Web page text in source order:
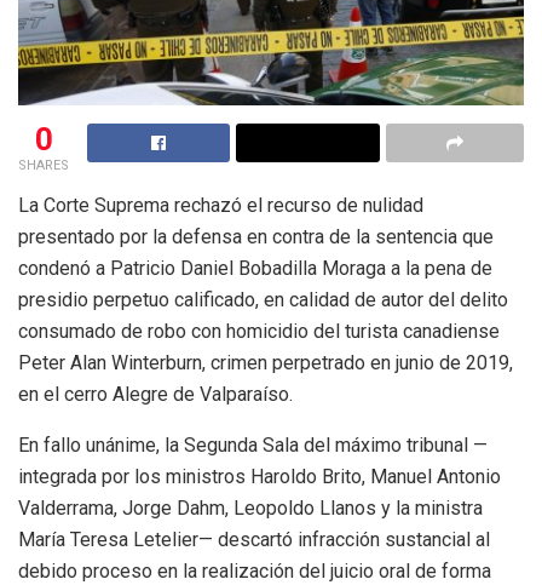
0
SHARES
La Corte Suprema rechazó el recurso de nulidad
presentado por la defensa en contra de la sentencia que
condenó a Patricio Daniel Bobadilla Moraga a la pena de
presidio perpetuo calificado, en calidad de autor del delito
consumado de robo con homicidio del turista canadiense
Peter Alan Winterburn, crimen perpetrado en junio de 2019,
en el cerro Alegre de Valparaíso.
En fallo unánime, la Segunda Sala del máximo tribunal —
integrada por los ministros Haroldo Brito, Manuel Antonio
Valderrama, Jorge Dahm, Leopoldo Llanos y la ministra
María Teresa Letelier— descartó infracción sustancial al
debido proceso en la realización del juicio oral de forma